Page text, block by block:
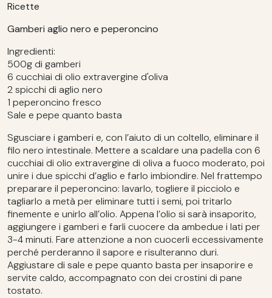
Ricette
Gamberi aglio nero e peperoncino
Ingredienti:
500g di gamberi
6 cucchiai di olio extravergine d'oliva
2 spicchi di aglio nero
1 peperoncino fresco
Sale e pepe quanto basta
Sgusciare i gamberi e, con l’aiuto di un coltello, eliminare il
filo nero intestinale. Mettere a scaldare una padella con 6
cucchiai di olio extravergine di oliva a fuoco moderato, poi
unire i due spicchi d’aglio e farlo imbiondire. Nel frattempo
preparare il peperoncino: lavarlo, togliere il picciolo e
tagliarlo a metà per eliminare tutti i semi, poi tritarlo
finemente e unirlo all’olio. Appena l’olio si sarà insaporito,
aggiungere i gamberi e farli cuocere da ambedue i lati per
3-4 minuti. Fare attenzione a non cuocerli eccessivamente
perché perderanno il sapore e risulteranno duri.
Aggiustare di sale e pepe quanto basta per insaporire e
servite caldo, accompagnato con dei crostini di pane
tostato.